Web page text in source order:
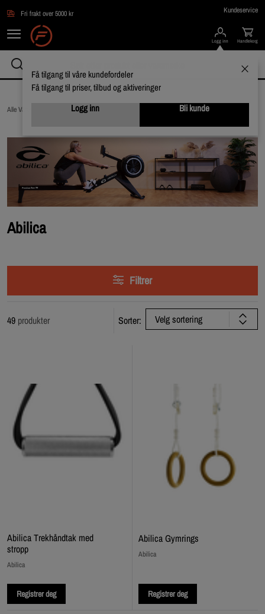
Fri frakt over 5000 kr Kundeservice
Logg inn
Få tilgang til våre kundefordeler
Få tilgang til priser, tilbud og aktiveringer
Logg inn
Bli kunde
Handlekorg
Alle Varemerker /
Abilica
Filtrer
49 produkter Sorter: Velg sortering
Abilica Trekhåndtak med
stropp
Abilica
Registrer deg
Abilica Gymrings
Abilica
Registrer deg